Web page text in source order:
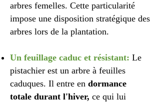
arbres femelles. Cette particularité
impose une disposition stratégique des
arbres lors de la plantation.
Un feuillage caduc et résistant: Le
pistachier est un arbre à feuilles
caduques. Il entre en dormance
totale durant l'hiver, ce qui lui